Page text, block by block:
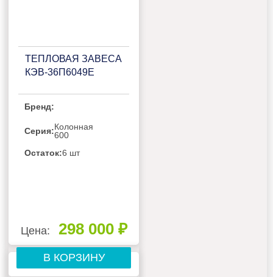
ТЕПЛОВАЯ ЗАВЕСА
КЭВ-36П6049Е
Бренд:
Серия:Колонная
600
Остаток:6 шт
Цена: 298 000 ₽
В КОРЗИНУ